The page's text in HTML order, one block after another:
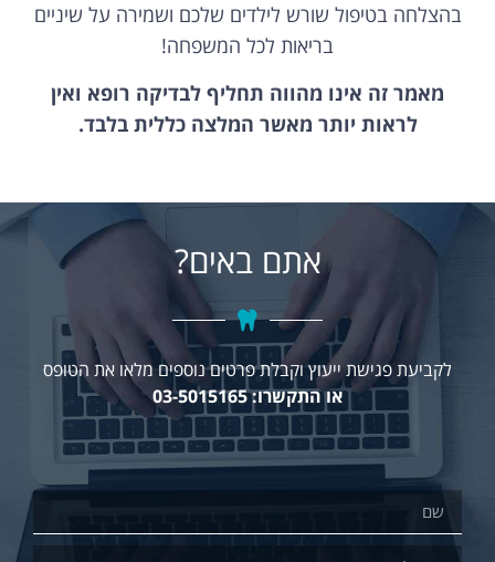
בהצלחה בטיפול שורש לילדים שלכם ושמירה על שיניים
בריאות לכל המשפחה!
מאמר זה אינו מהווה תחליף לבדיקה רופא ואין
לראות יותר מאשר המלצה כללית בלבד.
אתם באים?
לקביעת פגישת ייעוץ וקבלת פרטים נוספים מלאו את הטופס
או התקשרו: 03-5015165